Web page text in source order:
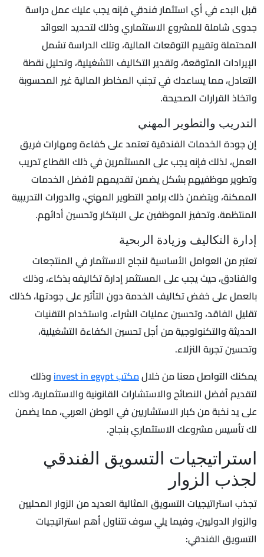
قبل البدء في أي استثمار فندقي فإنه يجب عليك عمل دراسة
جدوى شاملة للمشروع الاستثماري وذلك لتحديد العوائد
المحتملة وتقييم التوقعات المالية، وتلك الدراسة تشمل
الإيرادات المتوقعة، وتقدير التكاليف التشغيلية، وتحليل نقطة
التعادل، مما يساعدك في تجنب المخاطر المالية غير المحسوبة
واتخاذ القرارات الصحيحة.
التدريب والتطوير المهني
إن جودة الخدمات الفندقية تعتمد على كفاءة ومهارات فريق
العمل، لذلك فإنه يجب على المستثمرين في ذلك القطاع تدريب
وتطوير موظفيهم بشكل يضمن تقديمهم لأفضل الخدمات
الممكنة، ويتضمن ذلك برامج التطوير المهني، والدورات التدريبية
المنتظمة، وتحفيز الموظفين على الابتكار وتحسين أدائهم.
إدارة التكاليف وزيادة الربحية
تعتبر من العوامل الأساسية لنجاح الاستثمار في المنتجعات
والفنادق، حيث يجب على المستثمر إدارة تكاليفه بذكاء، وذلك
بالعمل على خفض تكاليف الخدمة دون التأثير على جودتها، كذلك
تقليل الفاقد، وتحسين عمليات الشراء، واستخدام التقنيات
الحديثة والتكنولوجية من أجل تحسين الكفاءة التشغيلية،
وتحسين تجربة النزلاء.
يمكنك التواصل معنا من خلالمكتب invest in egypt
وذلك
لتقديم أفضل النصائح والاستشارات القانونية والاستثمارية، وذلك
على يد نخبة من كبار الاستشاريين في الوطن العربي، مما يضمن
لك تأسيس مشروعك الاستثماري بنجاح.
استراتيجيات التسويق الفندقي
لجذب الزوار
تجذب استراتيجيات التسويق المثالية العديد من الزوار المحليين
والزوار الدوليين، وفيما يلي سوف نتناول أهم استراتيجيات
التسويق الفندقي: